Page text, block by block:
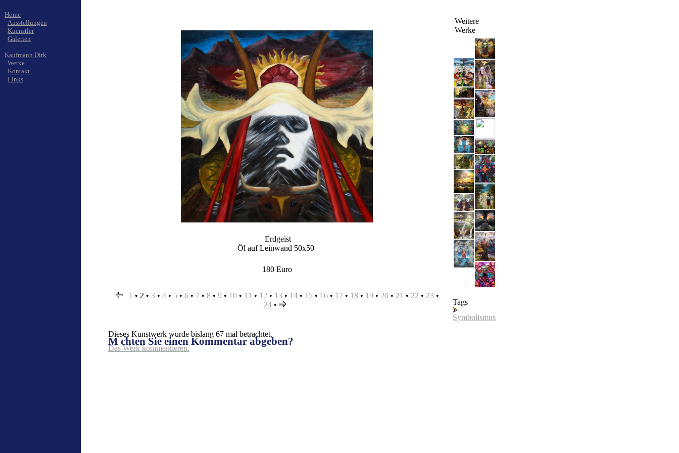
Home
Ausstellungen
Kuenstler
Galerien
Kaufmann Dirk
Werke
Kontakt
Links
Erdgeist
Öl auf Leinwand 50x50
180 Euro
1 • 2 • 3• 4• 5• 6• 7• 8• 9• 10• 11 • 12 • 13• 14• 15• 16• 17• 18• 19• 20• 21 • 22 • 23•
24•
Weitere
Werke
Tags
Symbolismus
Dieses Kunstwerk wurde bislang 67 mal betrachtet.
M chten Sie einen Kommentar abgeben?
Das Werk kommentieren.